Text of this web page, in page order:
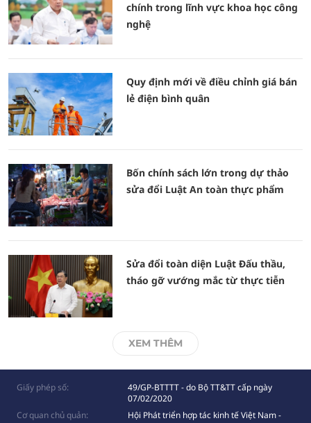
chính trong lĩnh vực khoa học công
nghệ
Quy định mới về điều chỉnh giá bán
lẻ điện bình quân
Bốn chính sách lớn trong dự thảo
sửa đổi Luật An toàn thực phẩm
Sửa đổi toàn diện Luật Đấu thầu,
tháo gỡ vướng mắc từ thực tiễn
XEM THÊM
Giấy phép số:
49/GP-BTTTT - do Bộ TT&TT cấp ngày
07/02/2020
Cơ quan chủ quản:
Hội Phát triển hợp tác kinh tế Việt Nam -